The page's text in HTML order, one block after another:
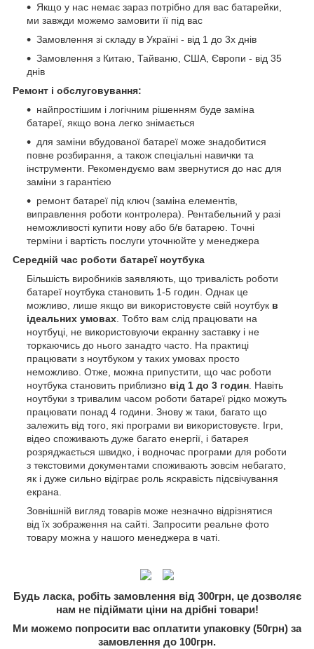
Якщо у нас немає зараз потрібно для вас батарейки,
ми завжди можемо замовити її під вас
Замовлення зі складу в Україні - від 1 до 3х днів
Замовлення з Китаю, Тайваню, США, Європи - від 35
днів
Ремонт і обслуговування:
найпростішим і логічним рішенням буде заміна
батареї, якщо вона легко знімається
для заміни вбудованої батареї може знадобитися
повне розбирання, а також спеціальні навички та
інструменти. Рекомендуємо вам звернутися до нас для
заміни з гарантією
ремонт батареї під ключ (заміна елементів,
виправлення роботи контролера). Рентабельний у разі
неможливості купити нову або б/в батарею. Точні
терміни і вартість послуги уточнюйте у менеджера
Середній час роботи батареї ноутбука
Більшість виробників заявляють, що тривалість роботи
батареї ноутбука становить 1-5 годин. Однак це
можливо, лише якщо ви використовуєте свій ноутбук в
ідеальних умовах . Тобто вам слід працювати на
ноутбуці, не використовуючи екранну заставку і не
торкаючись до нього занадто часто. На практиці
працювати з ноутбуком у таких умовах просто
неможливо. Отже, можна припустити, що час роботи
ноутбука становить приблизно від 1 до 3 годин . Навіть
ноутбуки з тривалим часом роботи батареї рідко можуть
працювати понад 4 години. Знову ж таки, багато що
залежить від того, які програми ви використовуєте. Ігри,
відео споживають дуже багато енергії, і батарея
розряджається швидко, і водночас програми для роботи
з текстовими документами споживають зовсім небагато,
як і дуже сильно відіграє роль яскравість підсвічування
екрана.
Зовнішній вигляд товарів може незначно відрізнятися
від їх зображення на сайті. Запросити реальне фото
товару можна у нашого менеджера в чаті.
Будь ласка, робіть замовлення від 300грн, це дозволяє
нам не підіймати ціни на дрібні товари!
Ми можемо попросити вас оплатити упаковку (50грн) за
замовлення до 100грн.